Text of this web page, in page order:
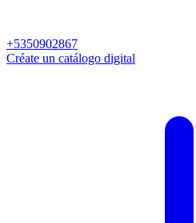
+5350902867
Créate un catálogo digital